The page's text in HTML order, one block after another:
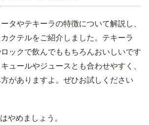
タやテキーラの特徴について解説し、
クテルをご紹介しました。テキーラ
ックで飲んでももちろんおいしいです
ュールやジュースとも合わせやすく、
がありますよ。ぜひお試しください
やめましょう。